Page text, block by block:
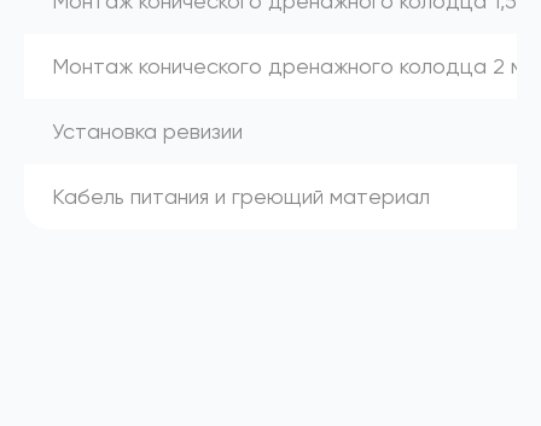
Монтаж конического дренажного колодца 2 м
Установка ревизии
Кабель питания и греющий материал